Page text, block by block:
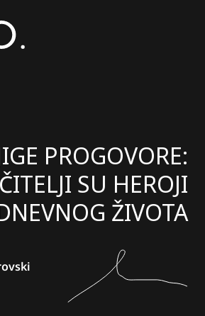
PROGOVORE:
SU HEROJI
ŽIVOTA